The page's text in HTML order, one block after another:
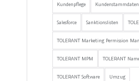
Kundenpflege Kundenstammdaten
Salesforce Sanktionslisten
TOLERANT Marketing Permission
TOLERANT MPM TOLERANT
TOLERANT Software Umzug